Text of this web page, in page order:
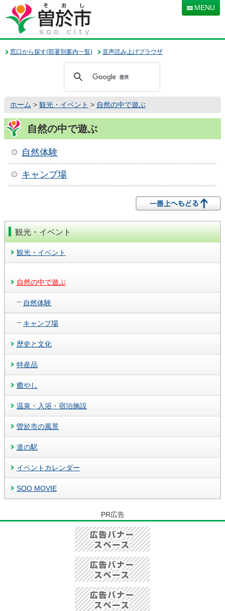
本
文
移
動
音声読み上げブラウザ
窓口から探す(部署別案内一覧)
MENU
ホーム > 観光・イベント > 自然の中で遊ぶ
自然の中で遊ぶ
自然体験
キャンプ場
観光・イベント
観光・イベント
自然の中で遊ぶ
自然体験
キャンプ場
歴史と文化
特産品
癒やし
温泉・入浴・宿泊施設
曽於市の風景
道の駅
イベントカレンダー
SOO MOVIE
PR広告